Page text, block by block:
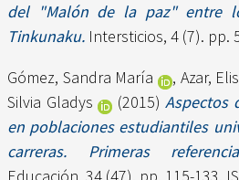
del "Malón de la paz" entre
Tinkunaku. Intersticios, 4 (7). pp.
Gómez, Sandra María
, Azar,
Silvia Gladys
(2015)Aspectos
en poblaciones estudiantiles
carreras. Primeras